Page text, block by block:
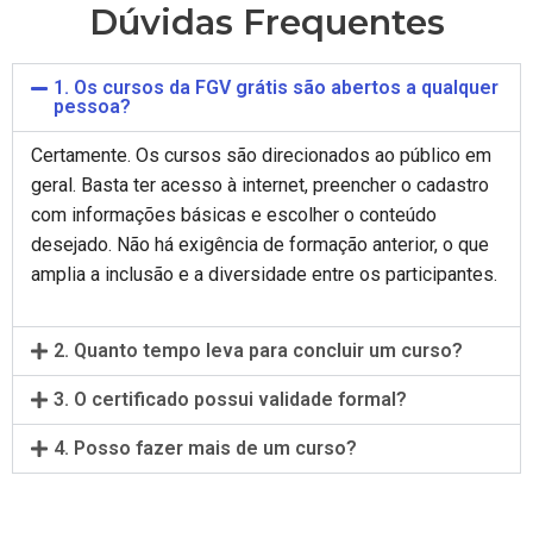
Dúvidas Frequentes
1. Os cursos da FGV grátis são abertos a qualquer
pessoa?
Certamente. Os cursos são direcionados ao público em
geral. Basta ter acesso à internet, preencher o cadastro
com informações básicas e escolher o conteúdo
desejado. Não há exigência de formação anterior, o que
amplia a inclusão e a diversidade entre os participantes.
2. Quanto tempo leva para concluir um curso?
3. O certificado possui validade formal?
4. Posso fazer mais de um curso?